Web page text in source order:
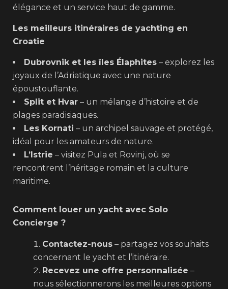
élégance et un service haut de gamme.
Les meilleurs itinéraires de yachting en
Croatie
Dubrovnik et les îles Élaphites – explorez les
joyaux de l’Adriatique avec une nature
époustouflante.
Split et Hvar – un mélange d’histoire et de
plages paradisiaques.
Les Kornati – un archipel sauvage et protégé,
idéal pour les amateurs de nature.
L’Istrie – visitez Pula et Rovinj, où se
rencontrent l’héritage romain et la culture
maritime.
Comment louer un yacht avec Solo
Concierge ?
Contactez-nous – partagez vos souhaits
concernant le yacht et l’itinéraire.
Recevez une offre personnalisée –
nous sélectionnerons les meilleures options